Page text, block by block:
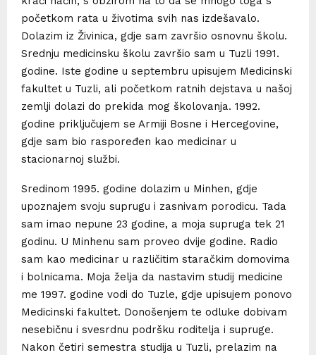
početkom rata u životima svih nas izdešavalo.
Dolazim iz Živinica, gdje sam završio osnovnu školu.
Srednju medicinsku školu završio sam u Tuzli 1991.
godine. Iste godine u septembru upisujem Medicinski
fakultet u Tuzli, ali početkom ratnih dejstava u našoj
zemlji dolazi do prekida mog školovanja. 1992.
godine priključujem se Armiji Bosne i Hercegovine,
gdje sam bio raspoređen kao medicinar u
stacionarnoj službi.
Sredinom 1995. godine dolazim u Minhen, gdje
upoznajem svoju suprugu i zasnivam porodicu. Tada
sam imao nepune 23 godine, a moja supruga tek 21
godinu. U Minhenu sam proveo dvije godine. Radio
sam kao medicinar u različitim staračkim domovima
i bolnicama. Moja želja da nastavim studij medicine
me 1997. godine vodi do Tuzle, gdje upisujem ponovo
Medicinski fakultet. Donošenjem te odluke dobivam
nesebičnu i svesrdnu podršku roditelja i supruge.
Nakon četiri semestra studija u Tuzli, prelazim na